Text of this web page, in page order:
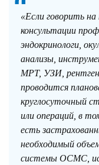
«Если говорить
консультации
эндокринологи,
анализы,
МРТ, УЗИ,
проводится
круглосуточный
или операций, в
есть
необходимый
системы ОСМС,